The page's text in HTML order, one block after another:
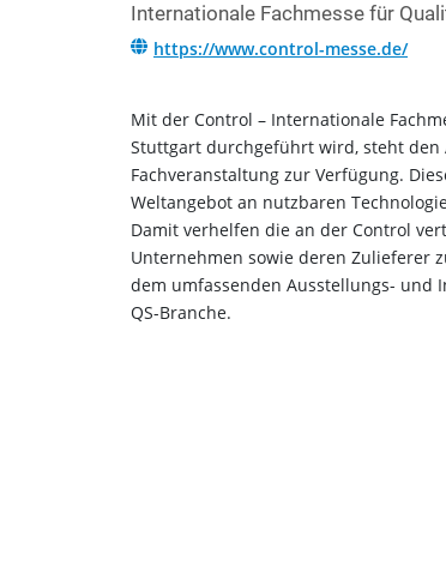
Internationale Fachmesse für
https://www.control-messe.de/
Mit der Control – Internationale
Stuttgart durchgeführt wird, steht
Fachveranstaltung zur Verfügung.
Weltangebot an nutzbaren
Damit verhelfen die an der Control
Unternehmen sowie deren Zulieferer
dem umfassenden Ausstellungs- und
QS-Branche.